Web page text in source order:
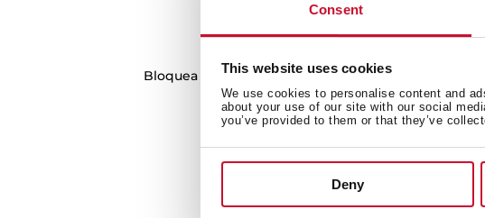
Consent
This website uses cookies
We use cookies to personalise content and
about your use of our site with our social
you’ve provided to them or that they’ve
Deny
Sistema Auto lock
Bloquea los mandos durante el cocinado para evitar
activando el sistema Auto lock.